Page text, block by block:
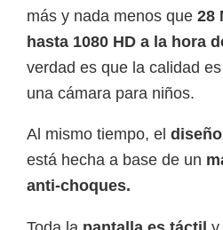
más y nada menos que 28
hasta 1080 HD a la hora
verdad es que la calidad
una cámara para niños.
Al mismo tiempo, el
está hecha a base de un
anti-choques.